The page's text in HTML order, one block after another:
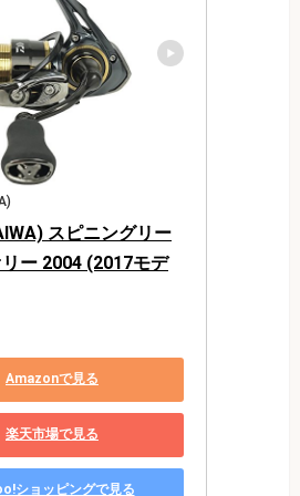
スピニングリー
ー 2004 (2017モデ
Amazonで見る
楽天市場で見る
ショッピングで見る